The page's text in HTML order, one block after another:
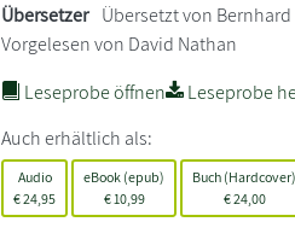
Übersetzer Übersetzt von
Vorgelesen von David Nathan
Leseprobe öffnen
Leseprobe
Auch erhältlich als:
Audio
€24,95
eBook (epub)
€10,99
Buch (Hardcover)
€24,00